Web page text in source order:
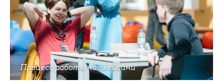
Процесс работы над кейсами